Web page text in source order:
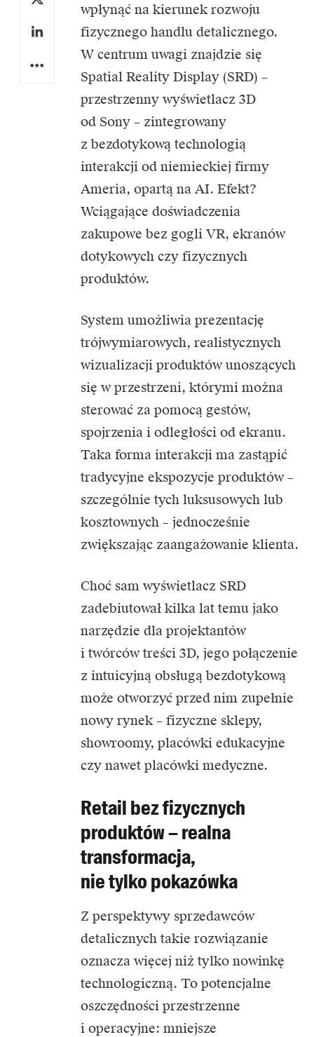
wpłynąć na kierunek rozwoju
fizycznego handlu detalicznego.
W centrum uwagi znajdzie się
Spatial Reality Display (SRD) –
przestrzenny wyświetlacz 3D
od Sony – zintegrowany
z bezdotykową technologią
interakcji od niemieckiej firmy
Ameria, opartą na AI. Efekt?
Wciągające doświadczenia
zakupowe bez gogli VR, ekranów
dotykowych czy fizycznych
produktów.
System umożliwia prezentację
trójwymiarowych, realistycznych
wizualizacji produktów unoszących
się w przestrzeni, którymi można
sterować za pomocą gestów,
spojrzenia i odległości od ekranu.
Taka forma interakcji ma zastąpić
tradycyjne ekspozycje produktów –
szczególnie tych luksusowych lub
kosztownych – jednocześnie
zwiększając zaangażowanie klienta.
Choć sam wyświetlacz SRD
zadebiutował kilka lat temu jako
narzędzie dla projektantów
i twórców treści 3D, jego połączenie
z intuicyjną obsługą bezdotykową
może otworzyć przed nim zupełnie
nowy rynek – fizyczne sklepy,
showroomy, placówki edukacyjne
czy nawet placówki medyczne.
Retail bez fizycznych
produktów – realna
transformacja,
nie tylko pokazówka
Z perspektywy sprzedawców
detalicznych takie rozwiązanie
oznacza więcej niż tylko nowinkę
technologiczną. To potencjalne
oszczędności przestrzenne
i operacyjne: mniejsze